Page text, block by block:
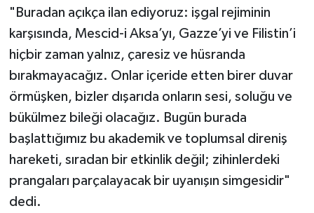
"Buradan açıkça ilan ediyoruz: işgal rejiminin
karşısında, Mescid-i Aksa’yı, Gazze’yi ve Filistin’i
hiçbir zaman yalnız, çaresiz ve hüsranda
bırakmayacağız. Onlar içeride etten birer duvar
örmüşken, bizler dışarıda onların sesi, soluğu ve
bükülmez bileği olacağız. Bugün burada
başlattığımız bu akademik ve toplumsal direniş
hareketi, sıradan bir etkinlik değil; zihinlerdeki
prangaları parçalayacak bir uyanışın simgesidir"
dedi.